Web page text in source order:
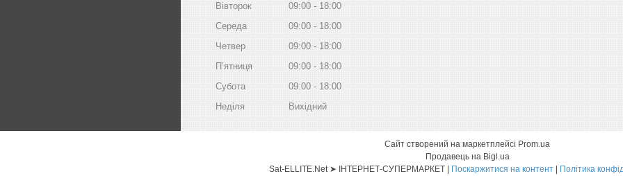
Вівторок
09:00
18:00
Середа
09:00
18:00
Четвер
09:00
18:00
Пʼятниця
09:00
18:00
Субота
09:00
18:00
Неділя
Вихідний
Сайт створений на маркетплейсі Prom.ua
Продавець на Bigl.ua
Sat-ELLITE.Net ➤ ІНТЕРНЕТ-СУПЕРМАРКЕТ | Поскаржитися на контент | Політика